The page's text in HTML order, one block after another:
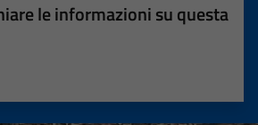
le informazioni su questa
5 stelle su 5
stelle su 5
su 5
5